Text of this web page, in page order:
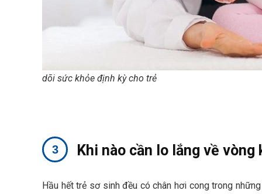
dõi sức khỏe định kỳ cho trẻ
Khi nào cần lo lắng về vòng
Hầu hết trẻ sơ sinh đều có chân hơi cong trong